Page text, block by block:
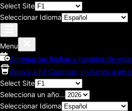
Select Site
Seleccionar Idioma
Menu
Agregar las fechas y horarios de
Apoya a F1 Calendar, invítanos a un
Select Site
Selecciona un año...
Seleccionar Idioma